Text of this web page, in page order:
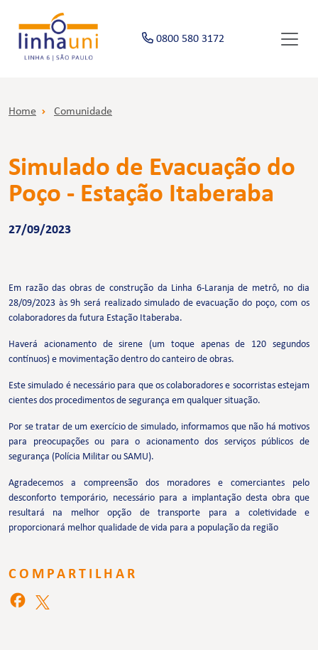
0800 580 3172
Home Comunidade
Simulado de Evacuação do
Poço - Estação Itaberaba
27/09/2023
Em razão das obras de construção da Linha 6-Laranja de metrô, no dia
28/09/2023 às 9h será realizado simulado de evacuação do poço, com os
colaboradores da futura Estação Itaberaba.
Haverá acionamento de sirene (um toque apenas de 120 segundos
contínuos) e movimentação dentro do canteiro de obras.
Este simulado é necessário para que os colaboradores e socorristas estejam
cientes dos procedimentos de segurança em qualquer situação.
Por se tratar de um exercício de simulado, informamos que não há motivos
para preocupações ou para o acionamento dos serviços públicos de
segurança (Polícia Militar ou SAMU).
Agradecemos a compreensão dos moradores e comerciantes pelo
desconforto temporário, necessário para a implantação desta obra que
resultará na melhor opção de transporte para a coletividade e
proporcionará melhor qualidade de vida para a população da região
COMPARTILHAR